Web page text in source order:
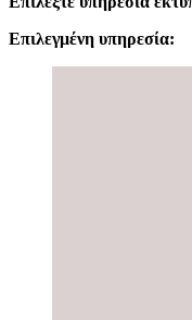
Επιλεγμένη υπηρεσία: